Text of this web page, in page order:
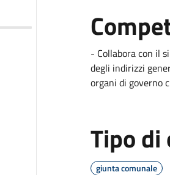
- Collabora con il
degli indirizzi
organi di governo
Tipo di
giunta comunale